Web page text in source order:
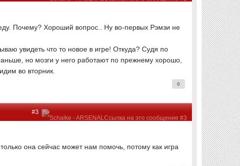
Почему? Хороший вопрос.. Ну во-первых Рэмзи не
увидеть что то новое в игре! Откуда? Судя по
но мозги у него работают по прежнему хорошо,
во вторник.
0
#3
она сейчас может нам помочь, потому как игра